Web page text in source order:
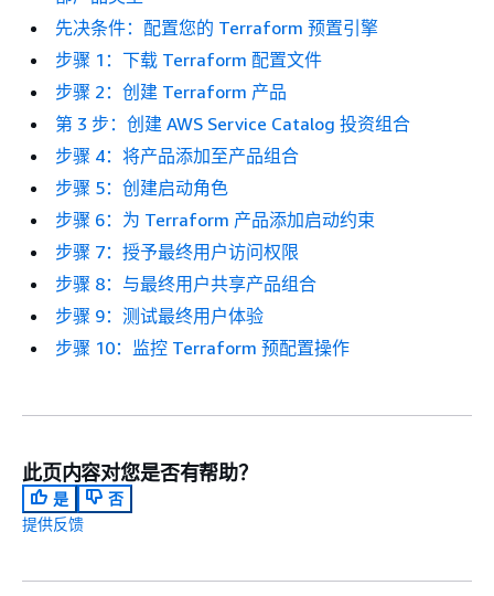
先决条件：配置您的 Terraform 预置引擎
步骤 1：下载 Terraform 配置文件
步骤 2：创建 Terraform 产品
第 3 步：创建 AWS Service Catalog 投资组合
步骤 4：将产品添加至产品组合
步骤 5：创建启动角色
步骤 6：为 Terraform 产品添加启动约束
步骤 7：授予最终用户访问权限
步骤 8：与最终用户共享产品组合
步骤 9：测试最终用户体验
步骤 10：监控 Terraform 预配置操作
此页内容对您是否有帮助？
是
否
提供反馈